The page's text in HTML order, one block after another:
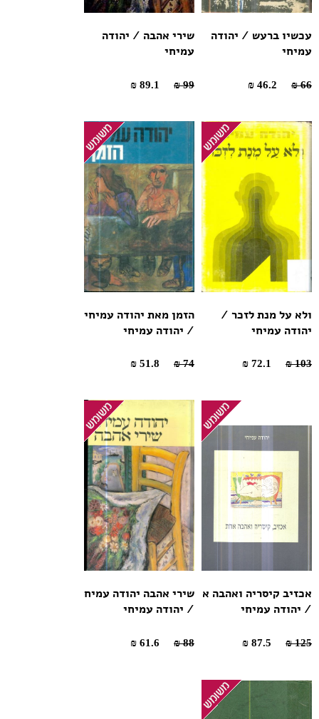
עכשיו ברעש / יהודה
עמיחי
66 ₪
שירי אהבה / יהודה
עמיחי
99 ₪
ולא על מנת לזכר /
יהודה עמיחי
103 ₪
הזמן מאת יהודה עמיחי
/ יהודה עמיחי
74 ₪
אכזיב קיסריה ואהבה א
/ יהודה עמיחי
125 ₪
שירי אהבה יהודה עמיח
/ יהודה עמיחי
88 ₪